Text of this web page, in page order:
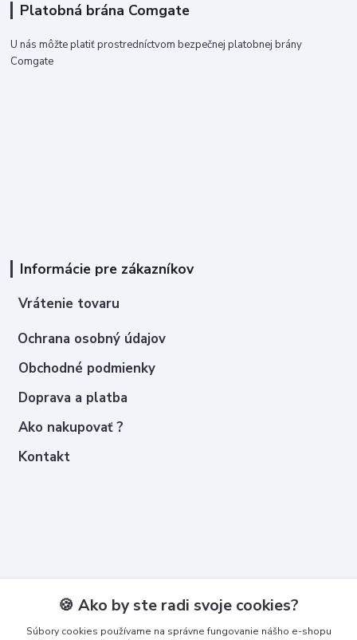
Platobná brána Comgate
U nás môžte platiť prostredníctvom bezpečnej platobnej brány
Comgate
Informácie pre zákazníkov
Vrátenie tovaru
Ochrana osobný údajov
Obchodné podmienky
Doprava a platba
Ako nakupovať ?
Kontakt
🍪 Ako by ste radi svoje cookies?
Súbory cookies používame na správne fungovanie nášho e-shopu